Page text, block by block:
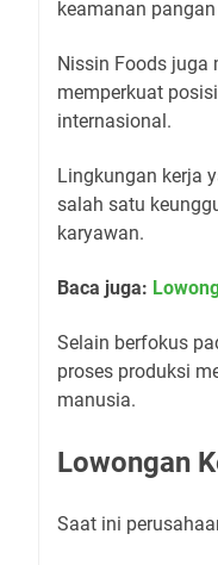
keamanan
Nissin Foods juga
memperkuat
internasional.
Lingkungan kerja
salah satu
karyawan.
Baca juga:
Selain berfokus
proses produksi
manusia.
Lowongan
Saat ini